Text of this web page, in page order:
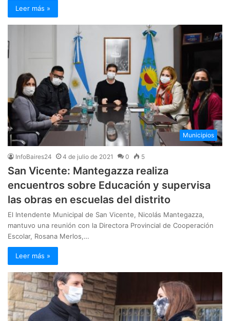
Leer más »
Municipios
InfoBaires24 4 de julio de 2021 0 5
San Vicente: Mantegazza realiza
encuentros sobre Educación y supervisa
las obras en escuelas del distrito
El Intendente Municipal de San Vicente, Nicolás Mantegazza,
mantuvo una reunión con la Directora Provincial de Cooperación
Escolar, Rosana Merlos,…
Leer más »